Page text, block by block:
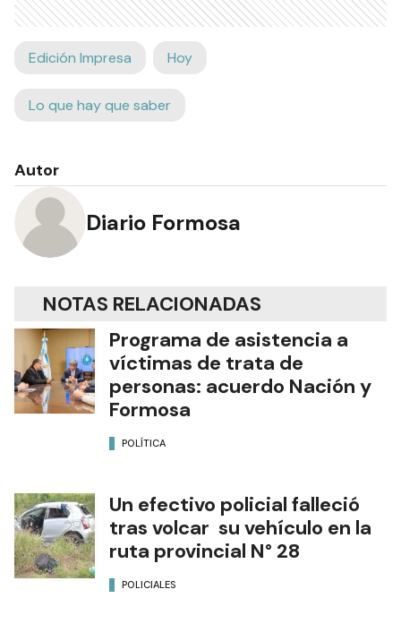
Edición Impresa Hoy
Lo que hay que saber
Autor
Diario Formosa
NOTAS RELACIONADAS
Programa de asistencia a
víctimas de trata de
personas: acuerdo Nación y
Formosa
POLÍTICA
Un efectivo policial falleció
tras volcar su vehículo en la
ruta provincial N° 28
POLICIALES